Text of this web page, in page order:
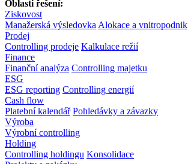
Oblasti řešení:
Ziskovost
Manažerská výsledovka Alokace a vnitropodnik
Prodej
Controlling prodeje Kalkulace režií
Finance
Finanční analýza Controlling majetku
ESG
ESG reporting Controlling energií
Cash flow
Platební kalendář Pohledávky a závazky
Výroba
Výrobní controlling
Holding
Controlling holdingu Konsolidace